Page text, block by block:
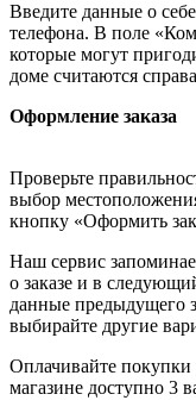
Введите данные о
телефона. В поле
которые могут
доме считаются
Оформление заказа
Проверьте
выбор
кнопку «Оформить
Наш сервис
о заказе и в
данные предыдущего
выбирайте другие
Оплачивайте
магазине доступно 3